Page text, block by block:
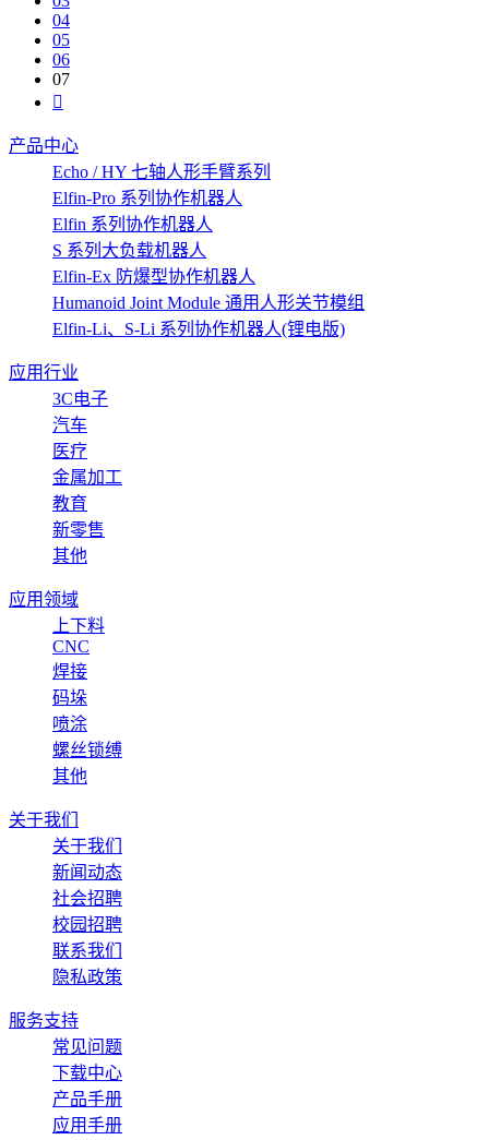
04
05
06
07
产品中心
Echo / HY 七轴人形手臂系列
Elfin-Pro 系列协作机器人
Elfin 系列协作机器人
S 系列大负载机器人
Elfin-Ex 防爆型协作机器人
Humanoid Joint Module 通用人形关节模组
Elfin-Li、S-Li 系列协作机器人(锂电版)
应用行业
3C电子
汽车
医疗
金属加工
教育
新零售
其他
应用领域
上下料
CNC
焊接
码垛
喷涂
螺丝锁缚
其他
关于我们
关于我们
新闻动态
社会招聘
校园招聘
联系我们
隐私政策
服务支持
常见问题
下载中心
产品手册
应用手册